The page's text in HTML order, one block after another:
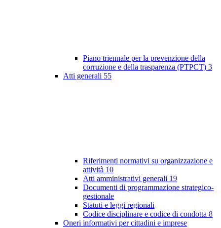
Piano triennale per la prevenzione della
corruzione e della trasparenza (PTPCT) 3
Atti generali 55
Riferimenti normativi su organizzazione e
attività 10
Atti amministrativi generali 19
Documenti di programmazione strategico-
gestionale
Statuti e leggi regionali
Codice disciplinare e codice di condotta 8
Oneri informativi per cittadini e imprese